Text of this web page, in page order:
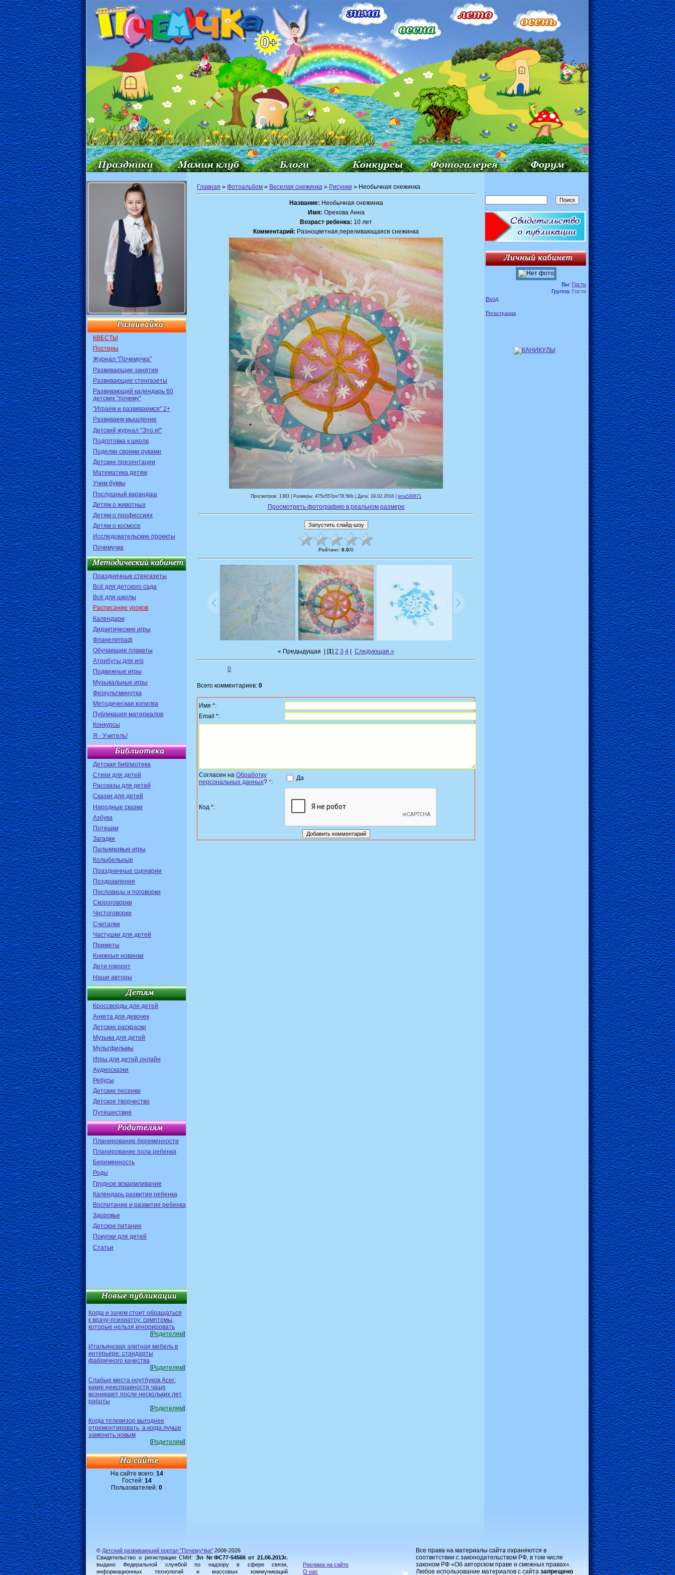
КВЕСТЫ
Постеры
Журнал "Почемучка"
Развивающие занятия
Развивающие стенгазеты
Развивающий календарь 60
детских "почему"
"Играем и развиваемся" 2+
Развиваем мышление
Детский журнал "Это я!"
Подготовка к школе
Поделки своими руками
Детские презентации
Математика детям
Учим буквы
Послушный карандаш
Детям о животных
Детям о профессиях
Детям о космосе
Исследовательские проекты
Почемучка
Праздничные стенгазеты
Всё для детского сада
Всё для школы
Расписание уроков
Календари
Дидактические игры
Фланелеграф
Обучающие плакаты
Атрибуты для игр
Подвижные игры
Музыкальные игры
Физкультминутка
Методическая копилка
Публикация материалов
Конкурсы
Я - Учитель!
Детская библиотека
Стихи для детей
Рассказы для детей
Сказки для детей
Народные сказки
Азбука
Потешки
Загадки
Пальчиковые игры
Колыбельные
Праздничные сценарии
Поздравления
Пословицы и поговорки
Скороговорки
Чистоговорки
Считалки
Частушки для детей
Приметы
Книжные новинки
Дети говорят
Наши авторы
Кроссворды для детей
Анкета для девочек
Детские раскраски
Музыка для детей
Мультфильмы
Игры для детей онлайн
Аудиосказки
Ребусы
Детские песенки
Детское творчество
Путешествия
Планирование беременности
Планирование пола ребенка
Беременность
Роды
Грудное вскармливание
Календарь развития ребенка
Воспитание и развитие ребенка
Здоровье
Детское питание
Покупки для детей
Статьи
Когда и зачем стоит обращаться
к врачу-психиатру: симптомы,
которые нельзя игнорировать
[Родителям]
Итальянская элитная мебель в
интерьере: стандарты
фабричного качества
[Родителям]
Слабые места ноутбуков Acer:
какие неисправности чаще
возникают после нескольких лет
работы
[Родителям]
Когда телевизор выгоднее
отремонтировать, а когда лучше
заменить новым
[Родителям]
На сайте всего: 14
Гостей: 14
Пользователей: 0
Главная » Фотоальбом » Веселая снежинка » Рисунки » Необычная снежинка
Название: Необычная снежинка
Имя: Орехова Анна
Возраст ребенка: 10 лет
Комментарий: Разноцветная,переливающаяся снежинка
Просмотров: 1383 | Размеры: 475x557px/78.5Kb | Дата: 19.02.2018 | lena549871
Просмотреть фотографию в реальном размере
Рейтинг: 0.0/0
« Предыдущая | [1] 2 3 4 Следующая »
0
Всего комментариев: 0
Имя *:
Email *:
Согласен на Обработку
персональных данных? *:
Да
Код *:
Вы: Гость
Группа: Гости
Вход
Регистрация
© Детский развивающий портал "ПочемуЧка" 2008-2026
Свидетельство о регистрации СМИ: Эл №ФС77-54566 от 21.06.2013г.
выдано Федеральной службой по надзору в сфере связи,
информационных технологий и массовых коммуникаций
Реклама на сайте
О нас
Все права на материалы сайта охраняются в
соответствии с законодательством РФ, в том числе
законом РФ «Об авторском праве и смежных правах».
Любое использование материалов с сайта запрещено